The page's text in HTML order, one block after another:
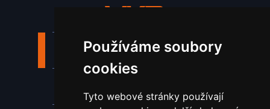
Používáme soubory
cookies
Tyto webové stránky používají
Stroje a zařízení